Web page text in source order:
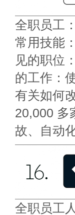
全职员工
常用技能
见的职位
的工作：
有关如何
20,000 多
故、自动
全职员工